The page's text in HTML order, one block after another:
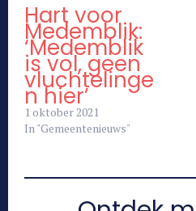
Hart voor
Medemblik:
‘Medemblik
is vol, geen
vluchtelinge
n hier’
1 oktober 2021
In "Gemeentenieuws"